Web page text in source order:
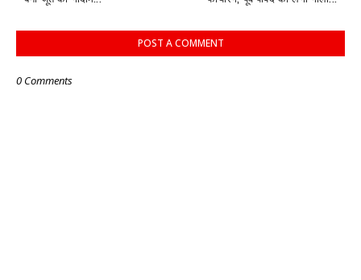
POST A COMMENT
0 Comments